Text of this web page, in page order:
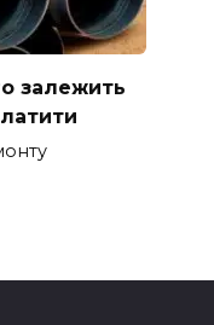
залежить